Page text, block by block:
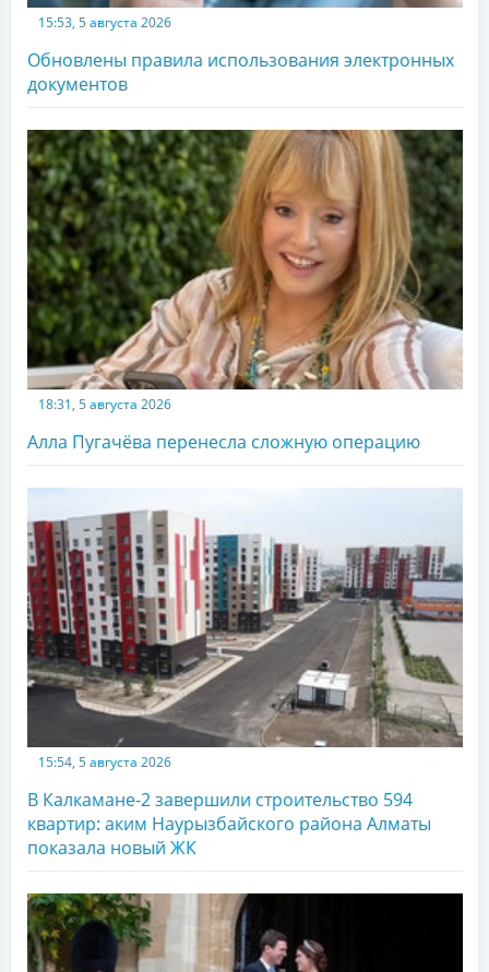
15:53, 5 августа 2026
Обновлены правила использования электронных
документов
18:31, 5 августа 2026
Алла Пугачёва перенесла сложную операцию
15:54, 5 августа 2026
В Калкамане-2 завершили строительство 594
квартир: аким Наурызбайского района Алматы
показала новый ЖК